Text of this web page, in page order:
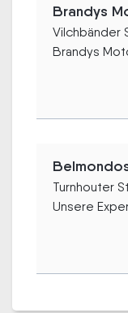
Brandys
Vilchbänder
Brandys
Turnhouter
Unsere